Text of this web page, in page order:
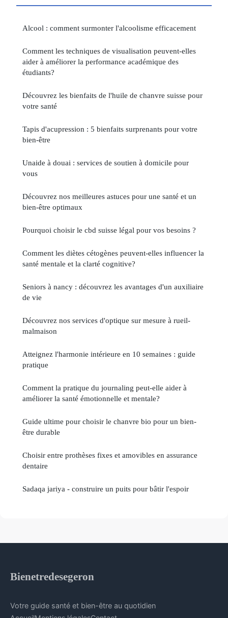
Alcool : comment surmonter l'alcoolisme efficacement
Comment les techniques de visualisation peuvent-elles
aider à améliorer la performance académique des
étudiants?
Découvrez les bienfaits de l'huile de chanvre suisse pour
votre santé
Tapis d'acupression : 5 bienfaits surprenants pour votre
bien-être
Unaide à douai : services de soutien à domicile pour
vous
Découvrez nos meilleures astuces pour une santé et un
bien-être optimaux
Pourquoi choisir le cbd suisse légal pour vos besoins ?
Comment les diètes cétogènes peuvent-elles influencer la
santé mentale et la clarté cognitive?
Seniors à nancy : découvrez les avantages d'un auxiliaire
de vie
Découvrez nos services d'optique sur mesure à rueil-
malmaison
Atteignez l'harmonie intérieure en 10 semaines : guide
pratique
Comment la pratique du journaling peut-elle aider à
améliorer la santé émotionnelle et mentale?
Guide ultime pour choisir le chanvre bio pour un bien-
être durable
Choisir entre prothèses fixes et amovibles en assurance
dentaire
Sadaqa jariya - construire un puits pour bâtir l'espoir
Bienetredesegeron
Votre guide santé et bien-être au quotidien